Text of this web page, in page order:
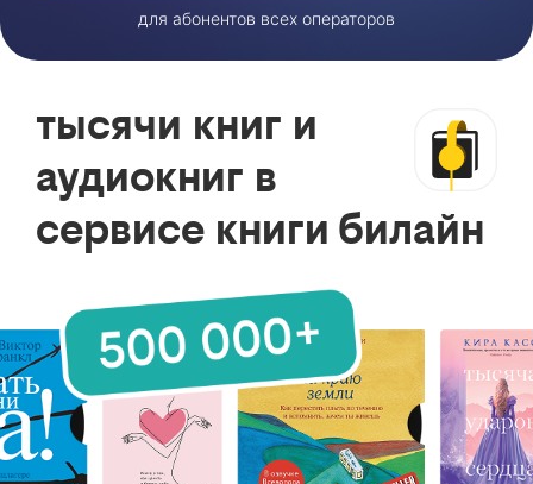
для абонентов всех операторов
тысячи книг и
аудиокниг в
сервисе книги билайн